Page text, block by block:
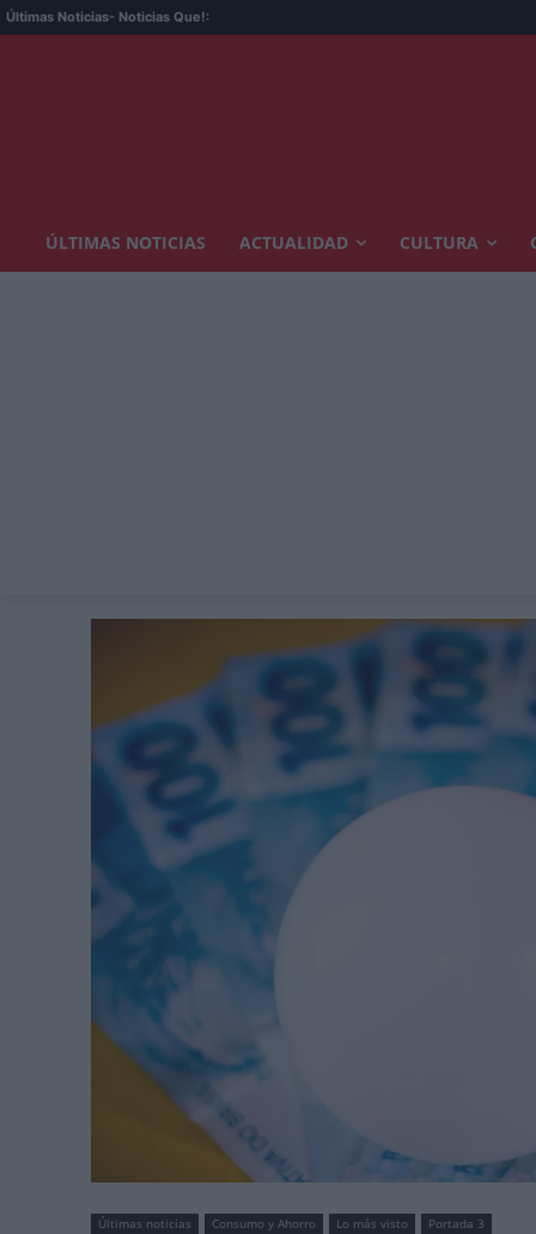
Últimas Noticias- Noticias Que!:
ÚLTIMAS NOTICIAS ACTUALIDAD CULTURA
Últimas noticias Consumo y Ahorro Lo más visto Portada 3